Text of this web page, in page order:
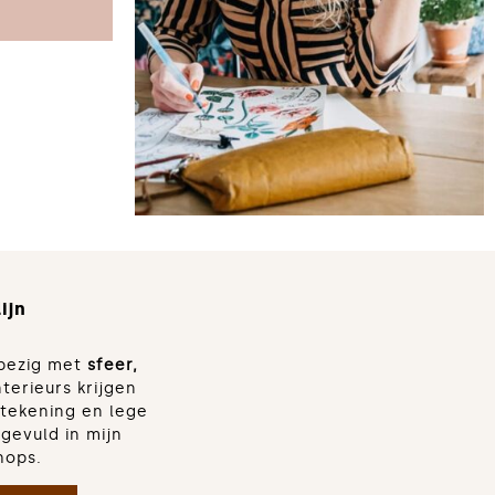
met sfeer,
krijgen
en lege
in mijn